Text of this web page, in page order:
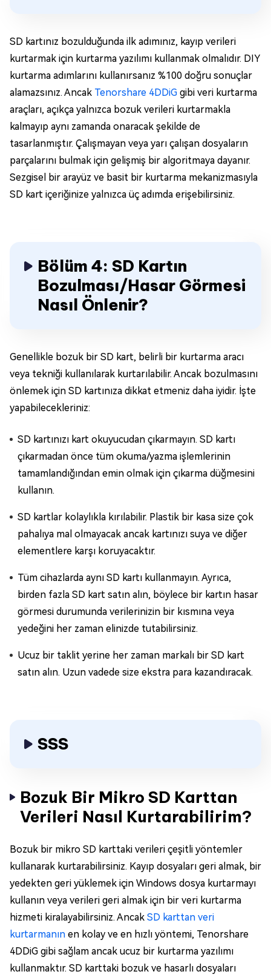
SD kartınız bozulduğunda ilk adımınız, kayıp verileri
kurtarmak için kurtarma yazılımı kullanmak olmalıdır. DIY
kurtarma adımlarını kullanırsanız %100 doğru sonuçlar
alamazsınız. Ancak Tenorshare 4DDiG gibi veri kurtarma
araçları, açıkça yalnızca bozuk verileri kurtarmakla
kalmayıp aynı zamanda onaracak şekilde de
tasarlanmıştır. Çalışmayan veya yarı çalışan dosyaların
parçalarını bulmak için gelişmiş bir algoritmaya dayanır.
Sezgisel bir arayüz ve basit bir kurtarma mekanizmasıyla
SD kart içeriğinize yalnızca üç adımda erişebilirsiniz.
Bölüm 4: SD Kartın
Bozulması/Hasar Görmesi
Nasıl Önlenir?
Genellikle bozuk bir SD kart, belirli bir kurtarma aracı
veya tekniği kullanılarak kurtarılabilir. Ancak bozulmasını
önlemek için SD kartınıza dikkat etmeniz daha iyidir. İşte
yapabilecekleriniz:
SD kartınızı kart okuyucudan çıkarmayın. SD kartı
çıkarmadan önce tüm okuma/yazma işlemlerinin
tamamlandığından emin olmak için çıkarma düğmesini
kullanın.
SD kartlar kolaylıkla kırılabilir. Plastik bir kasa size çok
pahalıya mal olmayacak ancak kartınızı suya ve diğer
elementlere karşı koruyacaktır.
Tüm cihazlarda aynı SD kartı kullanmayın. Ayrıca,
birden fazla SD kart satın alın, böylece bir kartın hasar
görmesi durumunda verilerinizin bir kısmına veya
yedeğini her zaman elinizde tutabilirsiniz.
Ucuz bir taklit yerine her zaman markalı bir SD kart
satın alın. Uzun vadede size ekstra para kazandıracak.
SSS
Bozuk Bir Mikro SD Karttan
Verileri Nasıl Kurtarabilirim?
Bozuk bir mikro SD karttaki verileri çeşitli yöntemler
kullanarak kurtarabilirsiniz. Kayıp dosyaları geri almak, bir
yedekten geri yüklemek için Windows dosya kurtarmayı
kullanın veya verileri geri almak için bir veri kurtarma
hizmeti kiralayabilirsiniz. Ancak SD karttan veri
kurtarmanın en kolay ve en hızlı yöntemi, Tenorshare
4DDiG gibi sağlam ancak ucuz bir kurtarma yazılımı
kullanmaktır. SD karttaki bozuk ve hasarlı dosyaları